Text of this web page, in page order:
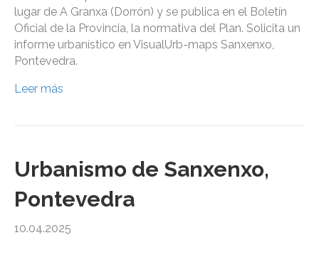
lugar de A Granxa (Dorrón) y se publica en el Boletín
Oficial de la Provincia, la normativa del Plan. Solicita un
informe urbanístico en VisualUrb-maps Sanxenxo,
Pontevedra.
Leer más
Urbanismo de Sanxenxo,
Pontevedra
10.04.2025